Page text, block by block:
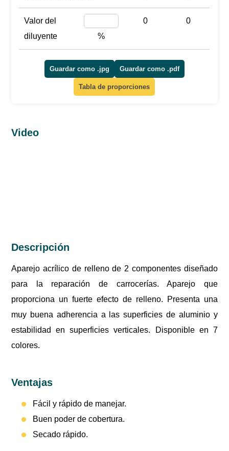
Valor del
diluyente
%
0 0
Guardar como .jpg Guardar como .pdf
Tabla de proporciones
Video
Descripción
Aparejo acrílico de relleno de 2 componentes diseñado
para la reparación de carrocerías. Aparejo que
proporciona un fuerte efecto de relleno. Presenta una
muy buena adherencia a las superficies de aluminio y
estabilidad en superficies verticales. Disponible en 7
colores.
Ventajas
Fácil y rápido de manejar.
Buen poder de cobertura.
Secado rápido.